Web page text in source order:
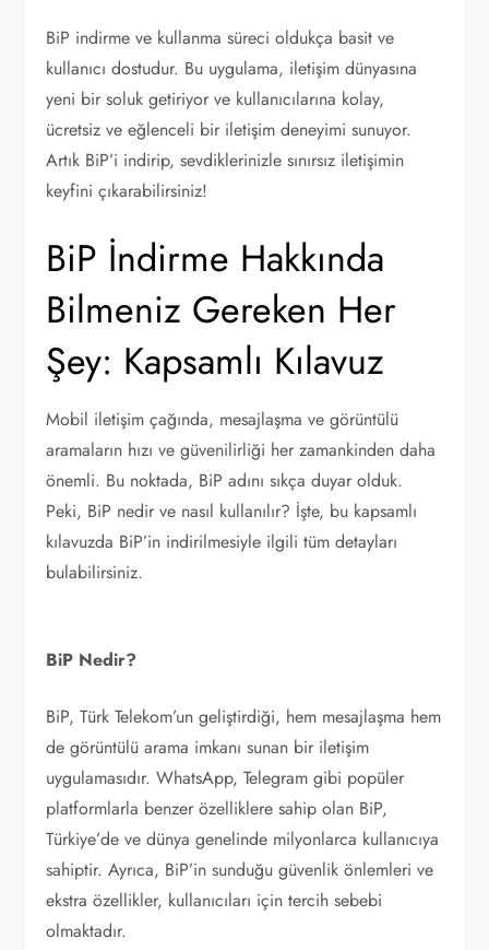
BiP indirme ve kullanma süreci oldukça basit ve
kullanıcı dostudur. Bu uygulama, iletişim dünyasına
yeni bir soluk getiriyor ve kullanıcılarına kolay,
ücretsiz ve eğlenceli bir iletişim deneyimi sunuyor.
Artık BiP’i indirip, sevdiklerinizle sınırsız iletişimin
keyfini çıkarabilirsiniz!
BiP İndirme Hakkında
Bilmeniz Gereken Her
Şey: Kapsamlı Kılavuz
Mobil iletişim çağında, mesajlaşma ve görüntülü
aramaların hızı ve güvenilirliği her zamankinden daha
önemli. Bu noktada, BiP adını sıkça duyar olduk.
Peki, BiP nedir ve nasıl kullanılır? İşte, bu kapsamlı
kılavuzda BiP’in indirilmesiyle ilgili tüm detayları
bulabilirsiniz.
BiP Nedir?
BiP, Türk Telekom’un geliştirdiği, hem mesajlaşma hem
de görüntülü arama imkanı sunan bir iletişim
uygulamasıdır. WhatsApp, Telegram gibi popüler
platformlarla benzer özelliklere sahip olan BiP,
Türkiye’de ve dünya genelinde milyonlarca kullanıcıya
sahiptir. Ayrıca, BiP’in sunduğu güvenlik önlemleri ve
ekstra özellikler, kullanıcıları için tercih sebebi
olmaktadır.